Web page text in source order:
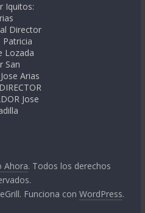
Iquitos:
Director
Patricia
Lozada
San
Arias
Jose
Ahora. Todos los derechos
Funciona conWordPress.